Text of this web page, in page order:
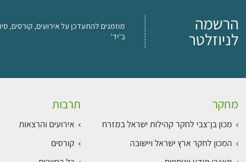
הרשמה
לניוזלטר
מוזמנים להתעדכן על אירועים, קורסים,
ב'יד'
מחקר
מכון בן־צבי לחקר קהילות ישראל במזרח
המכון לחקר ארץ ישראל ויישובה
תרבות
אירועים והרצאות
קורסים